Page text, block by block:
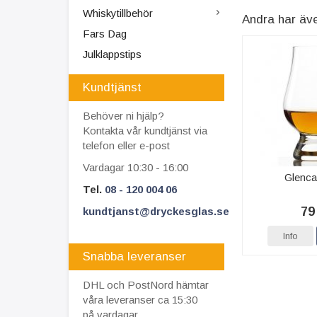
Whiskytillbehör
Fars Dag
Julklappstips
Kundtjänst
Behöver ni hjälp?
Kontakta vår kundtjänst via
telefon eller e-post
Vardagar 10:30 - 16:00
Tel. 08 - 120 004 06
kundtjanst@dryckesglas.se
Snabba leveranser
DHL och PostNord hämtar
våra leveranser ca 15:30
på vardagar.
Andra har
Info